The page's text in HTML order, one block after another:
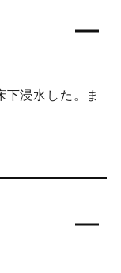
浸水した。ま